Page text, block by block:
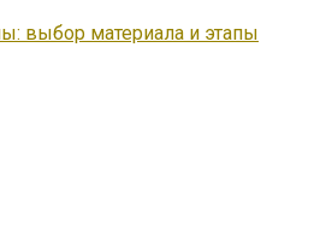
выбор материала и этапы